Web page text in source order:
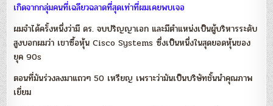
เกิดจากกลุ่มคนที่เฉลียวฉลาดที่สุดเท่าที่ผมเคยพบเจอ
ผมจำได้ครั้งหนึ่งว่ามี ดร. จบปริญญาเอก และมีตำแหน่งเป็นผู้บริหารระดับ
สูงบอกผมว่า เขาซื้อหุ้น Cisco Systems ซึ่งเป็นหนึ่งในสุดยอดหุ้นของ
ยุค 90s
ตอนที่มันร่วงลงมาแถวๆ 50 เหรียญ เพราะว่ามันเป็นบริษัทชั้นนำคุณภาพ
เยี่ยม